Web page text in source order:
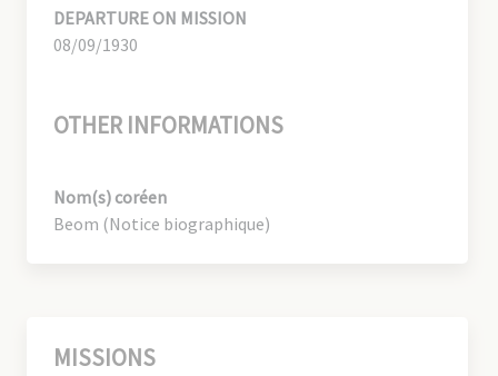
DEPARTURE ON MISSION
08/09/1930
OTHER INFORMATIONS
Nom(s) coréen
Beom (Notice biographique)
MISSIONS